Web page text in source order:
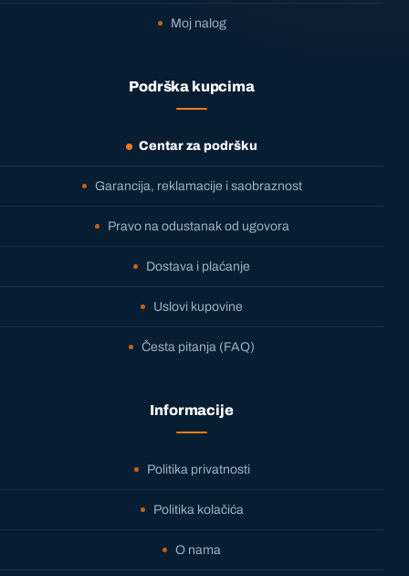
Moj nalog
Podrška kupcima
Centar za podršku
Garancija, reklamacije i saobraznost
Pravo na odustanak od ugovora
Dostava i plaćanje
Uslovi kupovine
Česta pitanja (FAQ)
Informacije
Politika privatnosti
Politika kolačića
O nama